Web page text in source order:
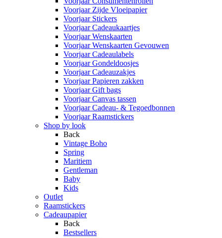
Voorjaar Zijde Vloeipapier
Voorjaar Stickers
Voorjaar Cadeaukaartjes
Voorjaar Wenskaarten
Voorjaar Wenskaarten Gevouwen
Voorjaar Cadeaulabels
Voorjaar Gondeldoosjes
Voorjaar Cadeauzakjes
Voorjaar Papieren zakken
Voorjaar Gift bags
Voorjaar Canvas tassen
Voorjaar Cadeau- & Tegoedbonnen
Voorjaar Raamstickers
Shop by look
Back
Vintage Boho
Spring
Maritiem
Gentleman
Baby
Kids
Outlet
Raamstickers
Cadeaupapier
Back
Bestsellers